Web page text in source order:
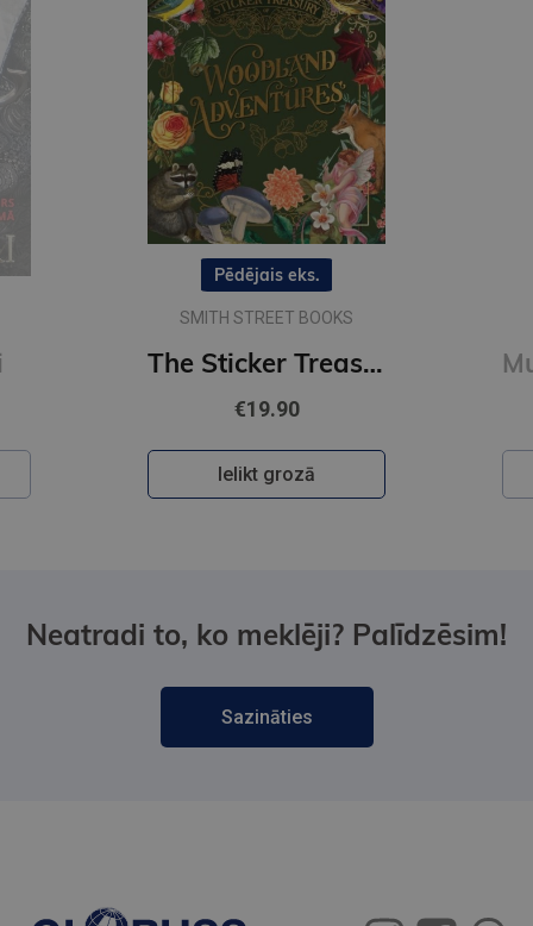
Pēdējais eks.
SMITH STREET BOOKS
The Sticker Treasury of Woodland Adventures : An eclectic book of stickers for journaling, collaging
€19.90
Ielikt grozā
Neatradi to, ko meklēji? Palīdzēsim!
Sazināties